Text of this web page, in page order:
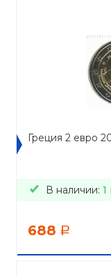
Греция 2 евро
В наличии: 1
688 a